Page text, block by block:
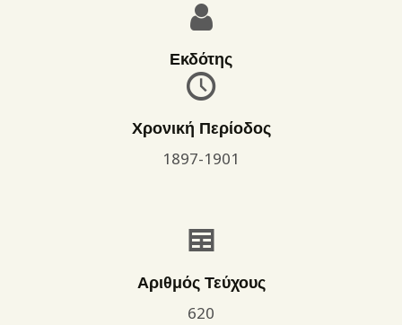
Εκδότης
Χρονική Περίοδος
1897-1901
Αριθμός Τεύχους
620